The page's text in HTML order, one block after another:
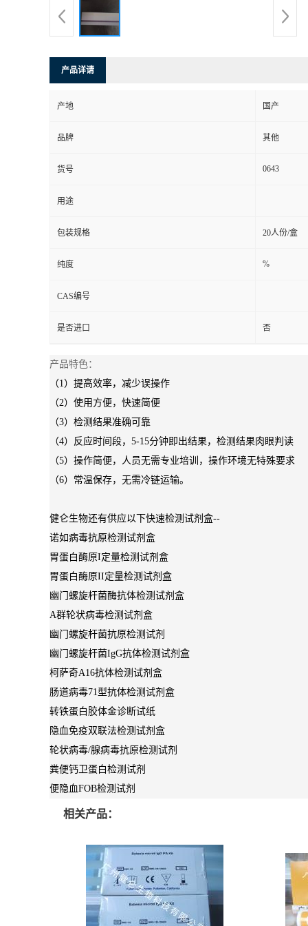
产品详请
产地 国产
品牌 其他
货号 0643
用途
包装规格 20人份/盒
纯度 %
CAS编号
是否进口 否
产品特色：
（1）提高效率，减少误操作
（2）使用方便，快速简便
（3）检测结果准确可靠
（4）反应时间段，5-15分钟即出结果，检测结果肉眼判读
（5）操作简便，人员无需专业培训，操作环境无特殊要求
（6）常温保存，无需冷链运输。
健仑生物还有供应以下快速检测试剂盒--
诺如病毒抗原检测试剂盒
胃蛋白酶原I定量检测试剂盒
胃蛋白酶原II定量检测试剂盒
幽门螺旋杆菌酶抗体检测试剂盒
A群轮状病毒检测试剂盒
幽门螺旋杆菌抗原检测试剂
幽门螺旋杆菌IgG抗体检测试剂盒
柯萨奇A16抗体检测试剂盒
肠道病毒71型抗体检测试剂盒
转铁蛋白胶体金诊断试纸
隐血免疫双联法检测试剂盒
轮状病毒/腺病毒抗原检测试剂
粪便钙卫蛋白检测试剂
便隐血FOB检测试剂
相关产品：